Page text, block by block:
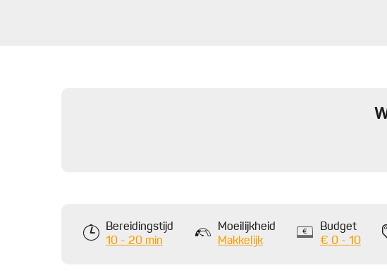
Bereidingstijd
10 - 20 min
Moeilijkheid
Makkelijk
Budget
€ 0 - 10